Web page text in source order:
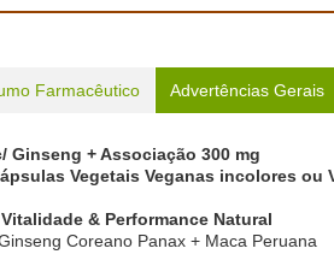
Farmacêutico Advertências Gerais
Ginseng + Associação 300 mg
Vegetais Veganas incolores ou
& Performance Natural
Coreano Panax + Maca Peruana